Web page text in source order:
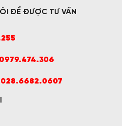
ĐỂ ĐƯỢC TƯ VẤN
0979.474.306
028.6682.0607